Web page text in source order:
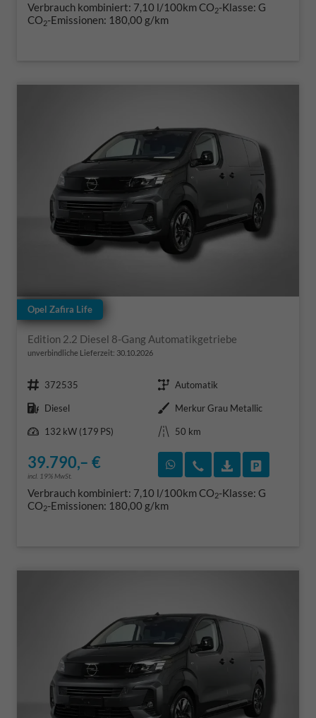
Verbrauch kombiniert: 7,10 l/100kmCO2-Klasse: G
CO2-Emissionen: 180,00 g/km
Opel Zafira Life
Edition 2.2 Diesel 8-Gang Automatikgetriebe
unverbindliche Lieferzeit: 30.10.2026
Fahrzeugnr. 372535 Getriebe Automatik
Kraftstoff Diesel Außenfarbe Merkur Grau Metallic
Leistung
132 kW (179 PS) Kilometerstand 50 km
39.790,– €
incl. 19% MwSt.
Rückruf vereinbaren
Wir rufen Sie an
Verbrauch kombiniert: 7,10 l/100kmCO2-Klasse: G
CO2-Emissionen: 180,00 g/km